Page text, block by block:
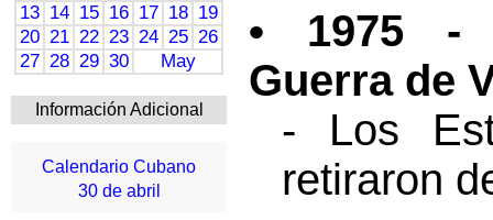
13 14 15 16 17 18 19
20 21 22 23 24 25 26
27 28 29 30 May
Información Adicional
Calendario Cubano
30 de abril
• 1975 -
Guerra de
- Los
retiraron